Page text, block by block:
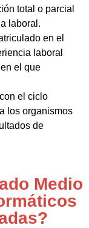
total o parcial
laboral.
en el
laboral
el que
el ciclo
los organismos
de
Medio